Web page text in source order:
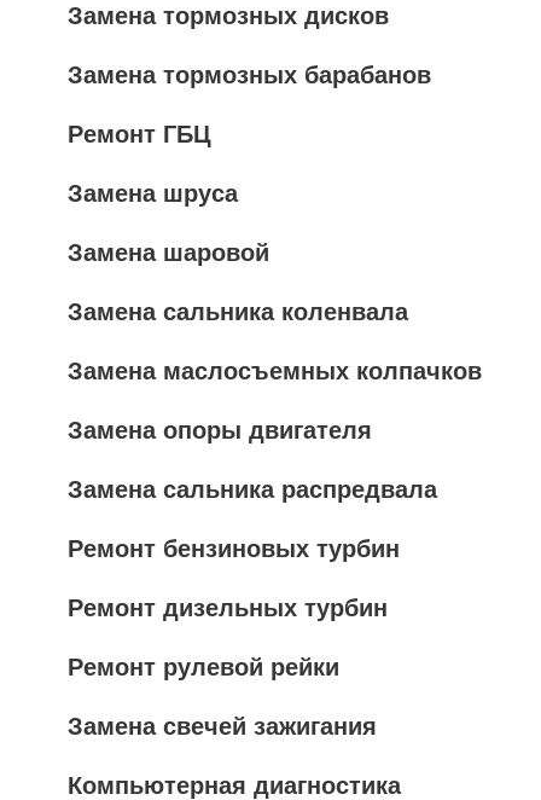
Замена тормозных дисков
Замена тормозных барабанов
Ремонт ГБЦ
Замена шруса
Замена шаровой
Замена сальника коленвала
Замена маслосъемных колпачков
Замена опоры двигателя
Замена сальника распредвала
Ремонт бензиновых турбин
Ремонт дизельных турбин
Ремонт рулевой рейки
Замена свечей зажигания
Компьютерная диагностика